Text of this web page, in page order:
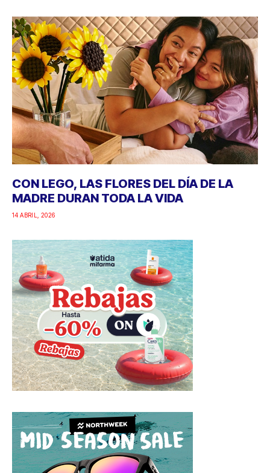
CON LEGO, LAS FLORES DEL DÍA DE LA
MADRE DURAN TODA LA VIDA
14 ABRIL, 2026